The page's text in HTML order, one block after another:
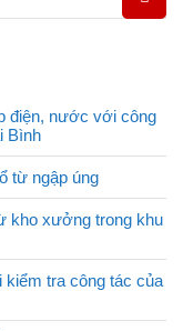
điện, nước với công
Bình
từ ngập úng
kho xưởng trong khu
kiểm tra công tác của